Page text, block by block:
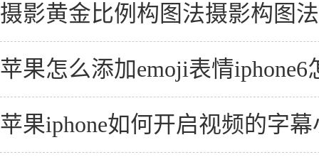
摄影黄金比例构图法摄影构图
苹果怎么添加emoji表情
苹果iphone如何开启视频的字